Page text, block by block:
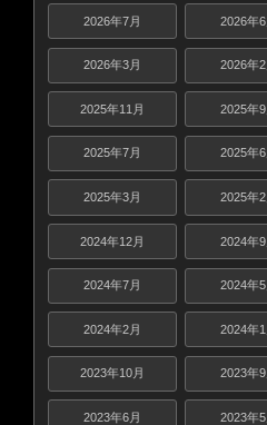
2026年7月 2026年6
2026年3月 2026年2
2025年11月 2025年9
2025年7月 2025年6
2025年3月 2025年2
2024年12月 2024年9
2024年7月 2024年5
2024年2月 2024年1
2023年10月 2023年9
2023年6月 2023年5